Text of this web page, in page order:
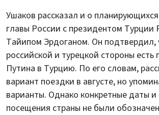
Ушаков рассказал и о
главы России с президентом
Тайипом Эрдоганом. Он подтвердил,
российской и турецкой стороны есть
Путина в Турцию. По его словам,
вариант поездки в августе, но
варианты. Однако конкретные даты и
посещения страны не были